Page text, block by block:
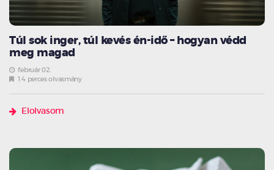
Túl sok inger, túl kevés én-idő – hogyan védd
meg magad
február 02.
14 perces olvasmány
Elolvasom